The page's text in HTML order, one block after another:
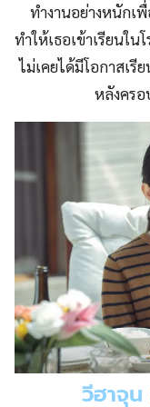
ทำงานอย่างหนักเ
ทำให้เธอเข้าเรียนใ
ไม่เคยได้มีโอกาสเ
หลังครอ
วีฮาจุน